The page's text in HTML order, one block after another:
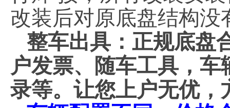
改装后对原底盘结构没
整车出具：正规底盘
户发票、随车工具，
录等。让您上户无优，